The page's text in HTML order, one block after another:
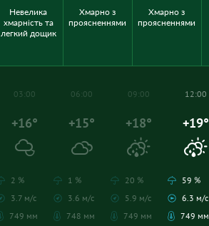
Невелика
хмарність та
легкий дощик
Хмарно з
проясненнями
Хмарно з
проясненнями
03:00
+16°
2 %
3.7 м/с
749 мм
06:00
+15°
1 %
3.6 м/с
748 мм
09:00
+18°
20 %
5.9 м/с
749 мм
12:00
+19°
59 %
6.3 м/с
749 мм